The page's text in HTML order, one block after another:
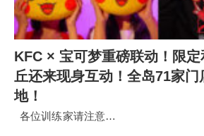
KFC × 宝可梦重磅联动！限
丘还来现身互动！全岛71家
地！
各位训练家请注意…